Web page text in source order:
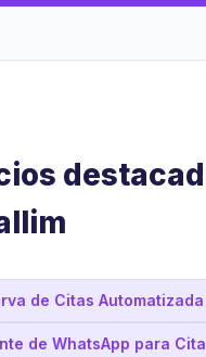
de Citas
de WhatsApp para